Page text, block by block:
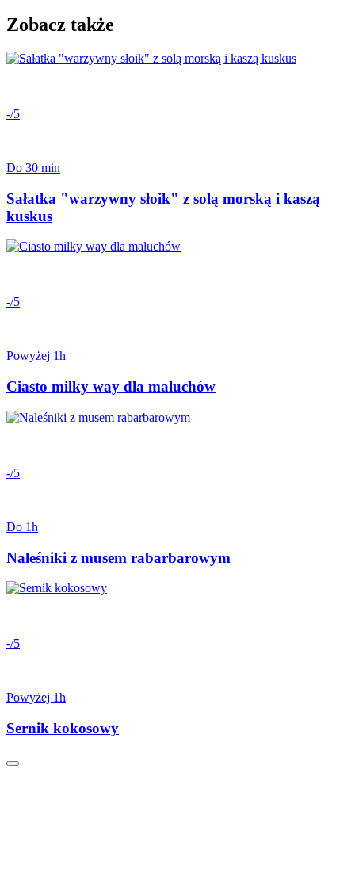
Zobacz także
-/5
Do 30 min
Sałatka "warzywny słoik" z solą morską i kaszą
kuskus
-/5
Powyżej 1h
Ciasto milky way dla maluchów
-/5
Do 1h
Naleśniki z musem rabarbarowym
-/5
Powyżej 1h
Sernik kokosowy